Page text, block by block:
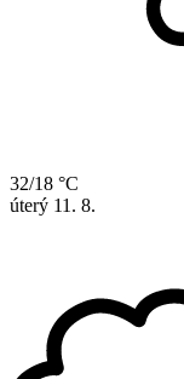
32/18 °C
úterý 11. 8.